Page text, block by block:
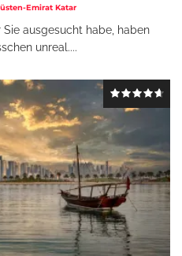
Emirat Katar
ausgesucht habe, haben
unreal....